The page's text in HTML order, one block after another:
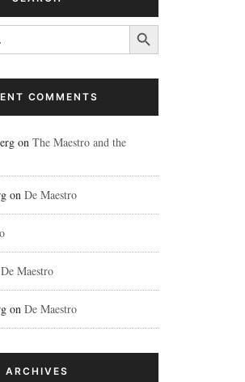
Search Button
COMMENTS
on The Maestro and the
on De Maestro
De Maestro
on De Maestro
ARCHIVES